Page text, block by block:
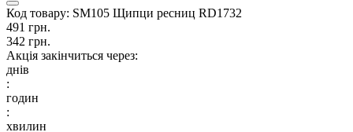
Код товару: SM105 Щипци ресниц RD1732
491 грн.
342 грн.
Акція закінчиться через:
днів
:
годин
:
хвилин